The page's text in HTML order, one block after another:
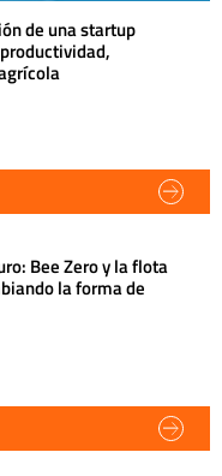
de una startup
Bee Zero y la flota
la forma de